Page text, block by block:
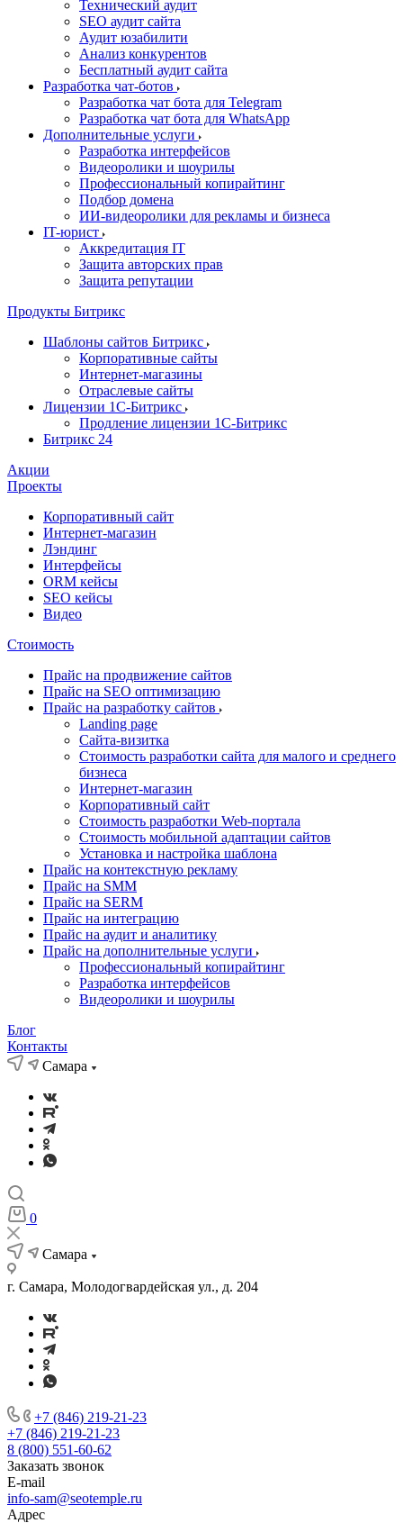
Технический аудит
SEO аудит сайта
Аудит юзабилити
Анализ конкурентов
Бесплатный аудит сайта
Разработка чат-ботов
Разработка чат бота для Telegram
Разработка чат бота для WhatsApp
Дополнительные услуги
Разработка интерфейсов
Видеоролики и шоурилы
Профессиональный копирайтинг
Подбор домена
ИИ-видеоролики для рекламы и бизнеса
IT-юрист
Аккредитация IT
Защита авторских прав
Защита репутации
Продукты Битрикс
Шаблоны сайтов Битрикс
Корпоративные сайты
Интернет-магазины
Отраслевые сайты
Лицензии 1С-Битрикс
Продление лицензии 1С-Битрикс
Битрикс 24
Акции
Проекты
Корпоративный сайт
Интернет-магазин
Лэндинг
Интерфейсы
ORM кейсы
SEO кейсы
Видео
Стоимость
Прайс на продвижение сайтов
Прайс на SEO оптимизацию
Прайс на разработку сайтов
Landing page
Cайта-визитка
Стоимость разработки сайта для малого и среднего
бизнеса
Интернет-магазин
Корпоративный сайт
Стоимость разработки Web-портала
Стоимость мобильной адаптации сайтов
Установка и настройка шаблона
Прайс на контекстную рекламу
Прайс на SMM
Прайс на SERM
Прайс на интеграцию
Прайс на аудит и аналитику
Прайс на дополнительные услуги
Профессиональный копирайтинг
Разработка интерфейсов
Видеоролики и шоурилы
Блог
Контакты
Самара
0
Самара
г. Самара, Молодогвардейская ул., д. 204
+7 (846) 219-21-23
+7 (846) 219-21-23
8 (800) 551-60-62
Заказать звонок
E-mail
info-sam@seotemple.ru
Адрес